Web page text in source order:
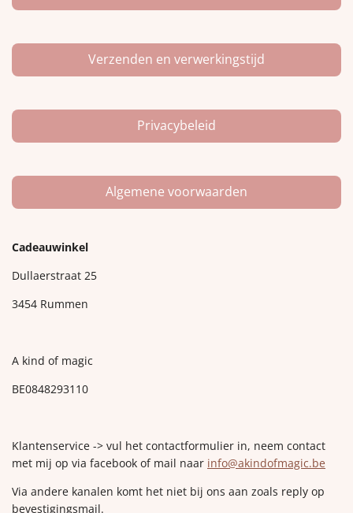
Verzenden en verwerkingstijd
Privacybeleid
Algemene voorwaarden
Cadeauwinkel
Dullaerstraat 25
3454 Rummen
A kind of magic
BE0848293110
Klantenservice -> vul het contactformulier in, neem contact
met mij op via facebook of mail naar info@akindofmagic.be
Via andere kanalen komt het niet bij ons aan zoals reply op
bevestigingsmail.